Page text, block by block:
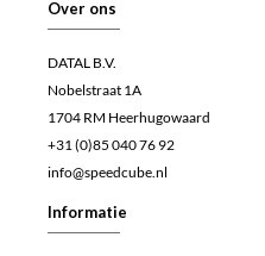
Over ons
DATAL B.V.
Nobelstraat 1A
1704 RM Heerhugowaard
+31 (0)85 040 76 92
info@speedcube.nl
Informatie